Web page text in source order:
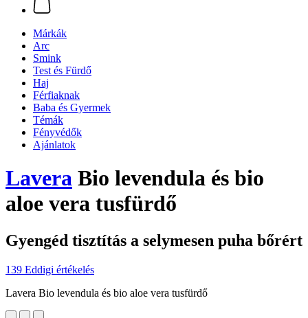
Márkák
Arc
Smink
Test és Fürdő
Haj
Férfiaknak
Baba és Gyermek
Témák
Fényvédők
Ajánlatok
Lavera Bio levendula és bio
aloe vera tusfürdő
Gyengéd tisztítás a selymesen puha bőrért
139 Eddigi értékelés
Lavera Bio levendula és bio aloe vera tusfürdő